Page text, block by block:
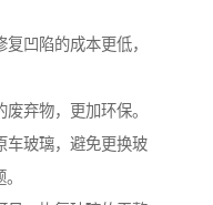
凹陷的成本更低，
弃物，更加环保。
车玻璃，避免更换玻